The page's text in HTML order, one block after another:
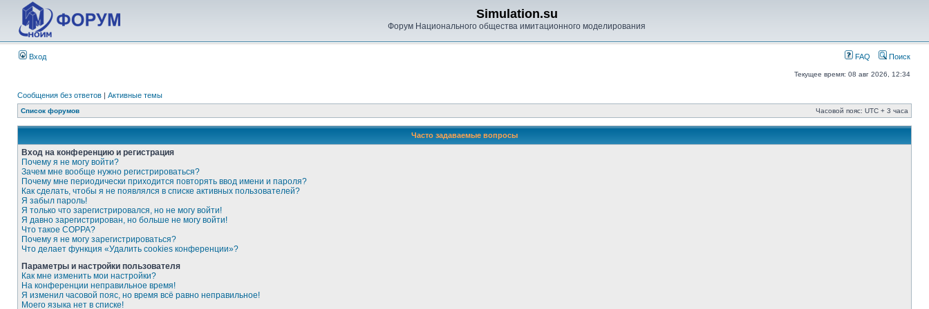
Simulation.su
Форум Национального общества имитационного моделирования
Вход FAQ Поиск
Текущее время: 08 авг 2026, 12:34
Сообщения без ответов | Активные темы
Список форумов Часовой пояс: UTC + 3 часа
Часто задаваемые вопросы
Вход на конференцию и регистрация
Почему я не могу войти?
Зачем мне вообще нужно регистрироваться?
Почему мне периодически приходится повторять ввод имени и пароля?
Как сделать, чтобы я не появлялся в списке активных пользователей?
Я забыл пароль!
Я только что зарегистрировался, но не могу войти!
Я давно зарегистрирован, но больше не могу войти!
Что такое COPPA?
Почему я не могу зарегистрироваться?
Что делает функция «Удалить cookies конференции»?
Параметры и настройки пользователя
Как мне изменить мои настройки?
На конференции неправильное время!
Я изменил часовой пояс, но время всё равно неправильное!
Моего языка нет в списке!